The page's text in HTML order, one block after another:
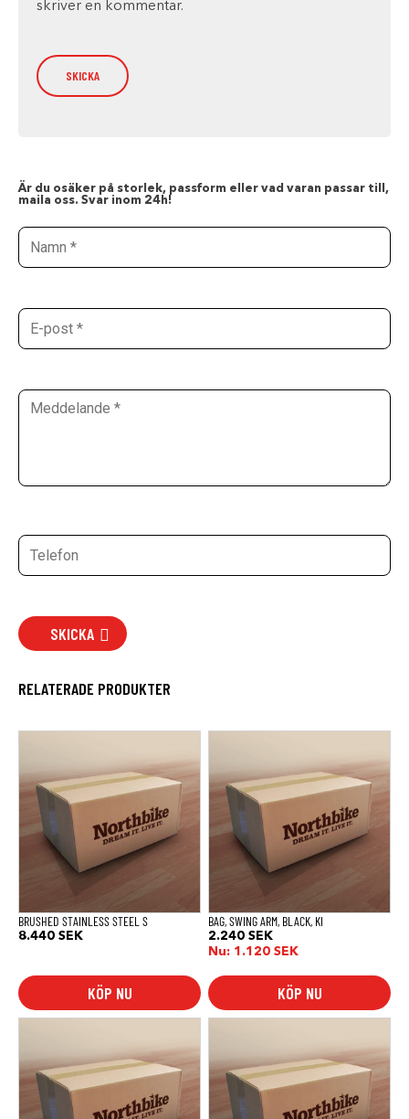
skriver en kommentar.
Är du osäker på storlek, passform eller vad varan passar till,
maila oss. Svar inom 24h!
SKICKA
RELATERADE PRODUKTER
BRUSHED STAINLESS STEEL S
8.440 SEK
KÖP NU
BAG, SWING ARM, BLACK, KI
2.240 SEK
Nu: 1.120 SEK
KÖP NU